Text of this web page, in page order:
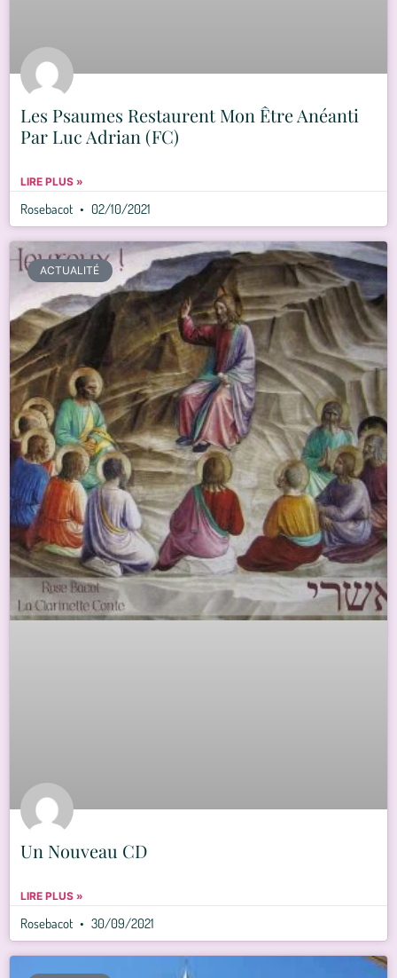
Les Psaumes Restaurent Mon Être Anéanti
Par Luc Adrian (FC)
LIRE PLUS »
Rosebacot 02/10/2021
ACTUALITÉ
Un Nouveau CD
LIRE PLUS »
Rosebacot 30/09/2021